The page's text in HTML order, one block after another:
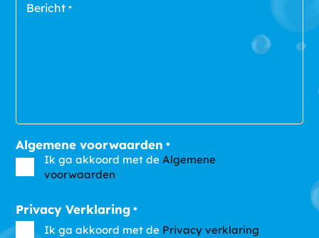
Bericht *
Algemene voorwaarden *
Ik ga akkoord met deAlgemene
voorwaarden
Privacy Verklaring *
Ik ga akkoord met de Privacy verklaring